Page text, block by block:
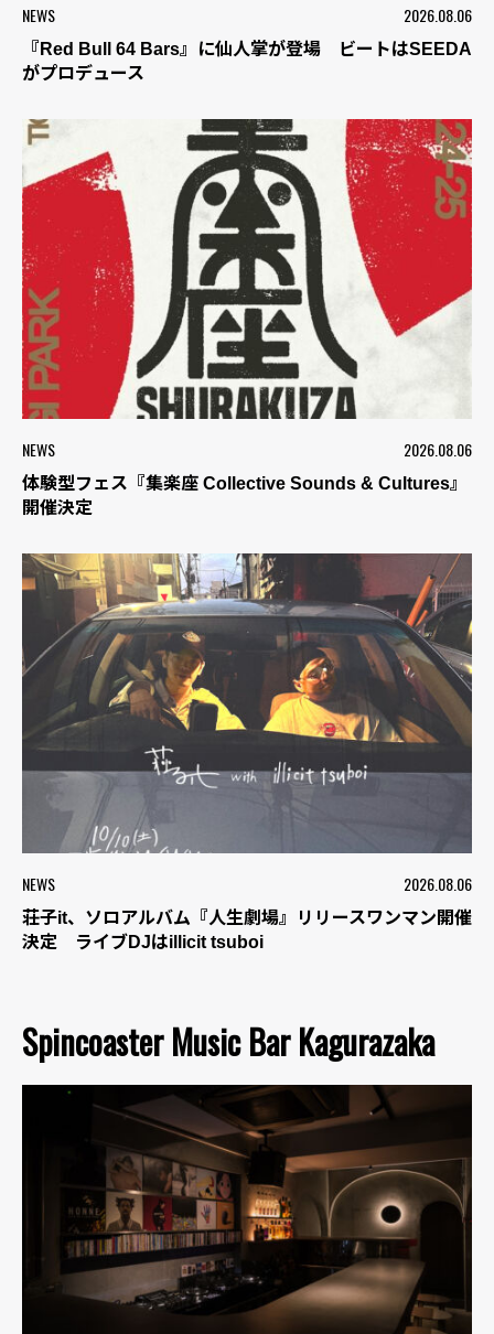
NEWS 2026.08.06
『Red Bull 64 Bars』に仙人掌が登場 ビートはSEEDA
がプロデュース
NEWS 2026.08.06
体験型フェス『集楽座 Collective Sounds & Cultures』
開催決定
NEWS 2026.08.06
荘子it、ソロアルバム『人生劇場』リリースワンマン開催
決定 ライブDJはillicit tsuboi
Spincoaster Music Bar Kagurazaka